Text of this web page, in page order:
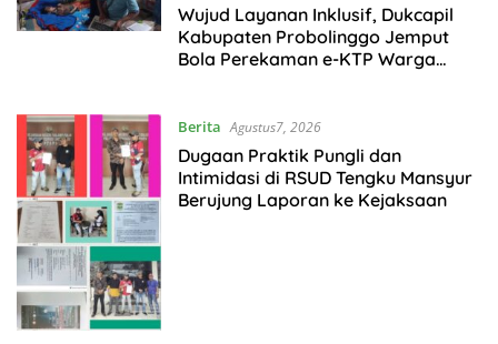
Agustus7, 2026
Wujud Layanan Inklusif, Dukcapil
Kabupaten Probolinggo Jemput
Bola Perekaman e-KTP Warga
Berita Agustus7, 2026
Dugaan Praktik Pungli dan
Intimidasi di RSUD Tengku Mansyur
Berujung Laporan ke Kejaksaan